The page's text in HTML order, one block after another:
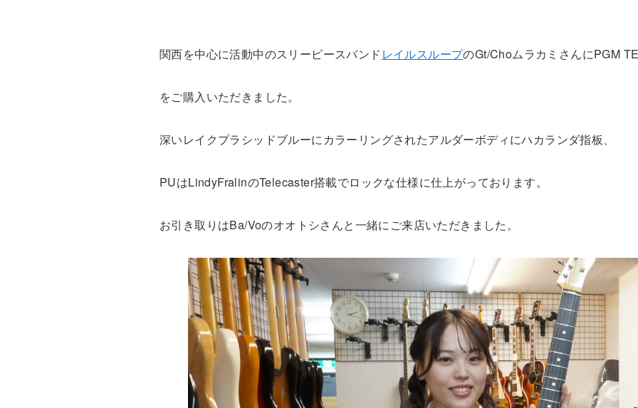
関西を中心に活動中のスリーピースバンド レイルスループのGt/ChoムラカミさんにPGM
をご購入いただきました。
深いレイクプラシッドブルーにカラーリングされたアルダーボディにハカランダ指板、
PUはLindyFralinのTelecaster搭載でロックな仕様に仕上がっております。
お引き取りはBa/Voのオオトシさんと一緒にご来店いただきました。